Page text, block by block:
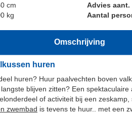
cm
kg
Advies aant.
Aantal
Omschrijving
huren
huren? Huur paalvechten boven
blijven zitten? Een
of activiteit bij een
zwembad is tevens te huur.. met een